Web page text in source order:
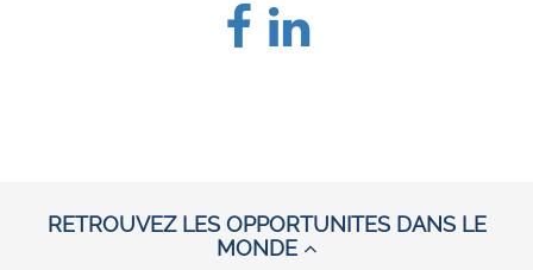
RETROUVEZ LES OPPORTUNITES DANS LE
MONDE